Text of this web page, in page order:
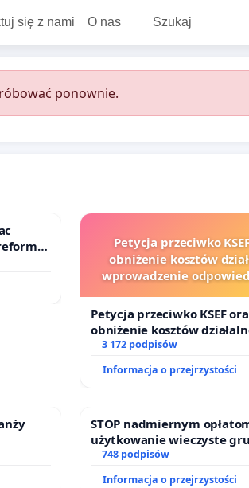
się z nami O nas Szukaj
ponownie.
Petycja przeciwko
obniżenie kosztów
wprowadzenie
sędziów
Petycja przeciwko KSEF
obniżenie kosztów
wprowadzenie
finansowej kluczowych
sędziów
3 172 podpisów
Informacja o przejrzystości
STOP nadmiernym
użytkowanie wieczyste
zajmowanych przez
działkowe.
748 podpisów
Informacja o przejrzystości